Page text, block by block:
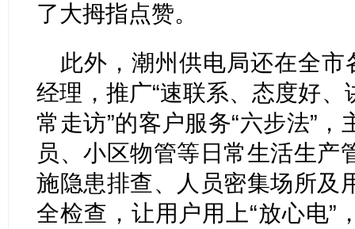
了大拇指点赞。
此外，潮州供电局还在全
经理，推广“速联系、态度好
常走访”的客户服务“六步法”
员、小区物管等日常生活生产
施隐患排查、人员密集场所及
全检查，让用户用上“放心电”